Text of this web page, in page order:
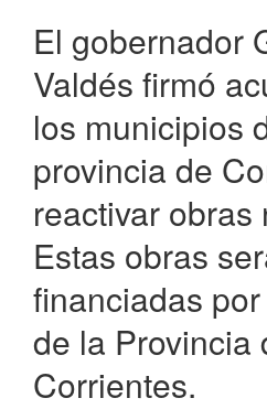
El gobernador
Valdés firmó
los municipios
provincia de
reactivar obras
Estas obras
financiadas
de la Provincia
Corrientes.